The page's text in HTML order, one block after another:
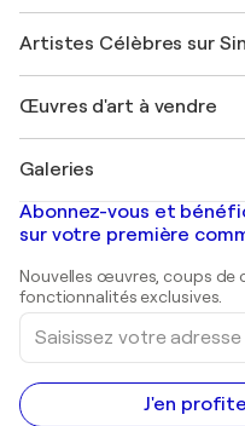
Rejoignez notre
Mon compte
+33 1 76 44 06 42
Magazine Singulart
Emplois
Découvrez une sélection
Se connecter en tant
Artistes Célèbres sur
Marc Chagall
Banksy
Mr. Brainwash
Shepard Fairey
Œuvres d'art à vendre
Tableaux abstraits à
Peintures de paysage
Estampes
Peintures acryliques
Galeries
Galeries d'art en France
Galeries d'art en Belgique
Abonnez-vous et
sur votre première
Nouvelles œuvres, coups de
fonctionnalités exclusives.
Saisissez
votre
adresse
e-
mail
J'en